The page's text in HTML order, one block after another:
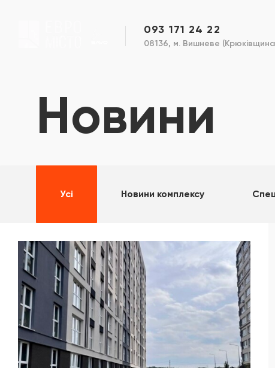
093 171 24 22
08136, м. Вишневе
Новини
Усі Новини комплексу